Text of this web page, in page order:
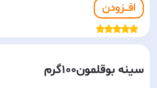
افـــزودن
سینه بوقلمون100گرم